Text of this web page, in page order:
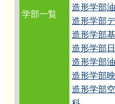
学部一覧
造形学部
造形学部
造形学部
造形学部
造形学部
造形学部
造形学部